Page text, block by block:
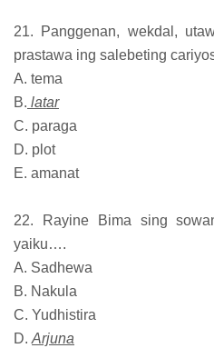
21. Panggenan, wekdal,
prastawa ing salebeting
A. tema
B. latar
C. paraga
D. plot
E. amanat
22. Rayine Bima sing
yaiku….
A. Sadhewa
B. Nakula
C. Yudhistira
D. Arjuna